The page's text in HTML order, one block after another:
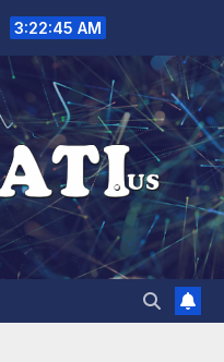
3:22:45 AM